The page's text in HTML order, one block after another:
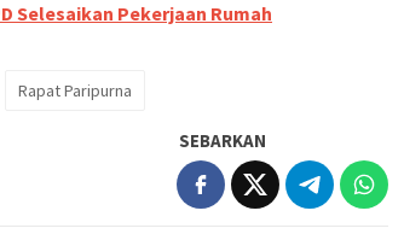
Selesaikan Pekerjaan Rumah
Rapat Paripurna
SEBARKAN